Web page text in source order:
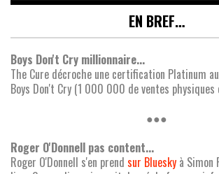
EN BREF…
Boys Don't Cry millionnaire...
The Cure décroche une certification Platinum
Boys Don't Cry (1 000 000 de ventes
●●●
Roger O'Donnell pas content...
Roger O'Donnell s'en prend sur Bluesky à Simon